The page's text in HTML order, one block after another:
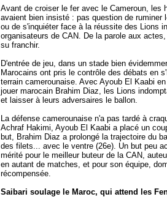
Avant de croiser le fer avec le Cameroun, les
avaient bien insisté : pas question de ruminer
ou de s'inquiéter face à la réussite des Lions
organisateurs de CAN. De la parole aux
su franchir.
D'entrée de jeu, dans un stade bien
Marocains ont pris le contrôle des débats en
terrain camerounaise. Avec Ayoub El Kaabi
jouer marocain Brahim Diaz, les Lions
et laisser à leurs adversaires le ballon.
La défense camerounaise n'a pas tardé à
Achraf Hakimi, Ayoub El Kaabi a placé un
but, Brahim Diaz a prolongé la trajectoire du
des filets... avec le ventre (26e). Un but peu
mérité pour le meilleur buteur de la CAN,
en autant de matches, et pour son équipe,
récompensée.
Saibari soulage le Maroc, qui attend les